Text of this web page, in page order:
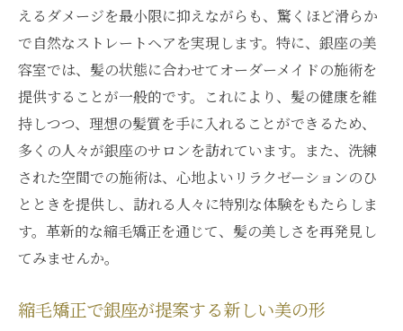
えるダメージを最小限に抑えながらも、驚くほど滑らか
で自然なストレートヘアを実現します。特に、銀座の美
容室では、髪の状態に合わせてオーダーメイドの施術を
提供することが一般的です。これにより、髪の健康を維
持しつつ、理想の髪質を手に入れることができるため、
多くの人々が銀座のサロンを訪れています。また、洗練
された空間での施術は、心地よいリラクゼーションのひ
とときを提供し、訪れる人々に特別な体験をもたらしま
す。革新的な縮毛矯正を通じて、髪の美しさを再発見し
てみませんか。
縮毛矯正で銀座が提案する新しい美の形